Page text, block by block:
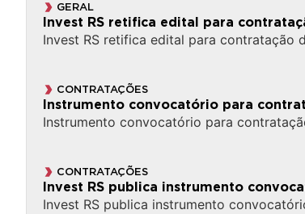
GERAL
Invest RS retifica edital para
Invest RS retifica edital para contratação
CONTRATAÇÕES
Instrumento convocatório para
Instrumento convocatório para
CONTRATAÇÕES
Invest RS publica instrumento
Invest RS publica instrumento